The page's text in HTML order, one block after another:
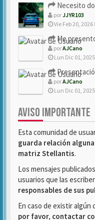
Necesito
porJJYR103
Vie Feb 20, 2026
Me
porAJCano
Lun Dic 01,
porAJCano
Lun Dic 01,
AVISO IMPORTANTE
Esta comunidad de
guarda relación
matriz Stellantis.
Los mensajes
usuarios que las
responsables de sus
En caso de existir
por favor, contactar